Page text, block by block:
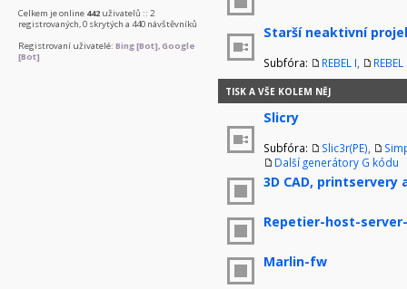
Celkem je online 442 uživatelů :: 2
registrovaných, 0 skrytých a 440 návštěvníků
Registrovaní uživatelé: Bing [Bot],Google
[Bot]
Starší neaktivní
Subfóra: REBEL I REBEL
TISK A VŠE KOLEM NĚJ
Slicry
Subfóra: Slic3r(PE)
Další generátory G kódu
3D CAD, printservery
Repetier-host-
Marlin-fw